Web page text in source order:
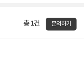
총 1건 문의하기